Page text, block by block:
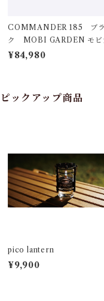
COMMANDER 185 ブラ
ク MOBI GARDEN モビ
デン
¥84,980
ピックアップ商品
pico lantern
¥9,900